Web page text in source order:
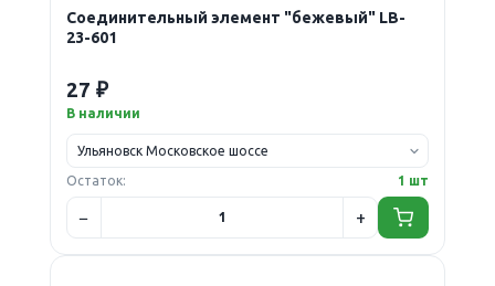
Соединительный элемент "бежевый" LB-
23-601
27 ₽
В наличии
Остаток: 1 шт